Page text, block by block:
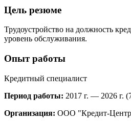
Цель резюме
Трудоустройство на должность
уровень обслуживания.
Опыт работы
Кредитный специалист
Период работы: 2017 г. — 2026 г.
Организация: ООО "Кредит-